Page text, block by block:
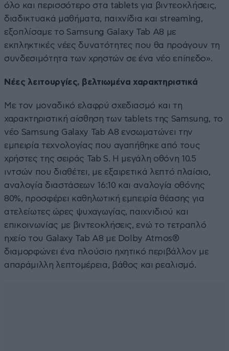
όλο και περισσότερο στα tablets για βιντεοκλήσεις,
διαδικτυακά μαθήματα, παιχνίδια και streaming,
εξοπλίσαμε το Samsung Galaxy Tab A8 με
εκπληκτικές νέες δυνατότητες που θα προάγουν τη
συνδεσιμότητα των χρηστών σε ένα νέο επίπεδο».
Νέες λειτουργίες, βελτιωμένα χαρακτηριστικά
Με τον μοναδικό ελαφρύ σχεδιασμό και τη
χαρακτηριστική αίσθηση των tablets της Samsung, το
νέο Samsung Galaxy Tab A8 ενσωματώνει την
εμπειρία τεχνολογίας που αγαπήθηκε από τους
χρήστες της σειράς Tab S. Η μεγάλη οθόνη 10.5
ιντσών που διαθέτει, με εξαιρετικά λεπτό πλαίσιο,
αναλογία διαστάσεων 16:10 και αναλογία οθόνης
80%, προσφέρει καθηλωτική εμπειρία θέασης για
ατελείωτες ώρες ψυχαγωγίας, παιχνιδιού και
επικοινωνίας με βιντεοκλήσεις, ενώ το τετραπλό
ηχείο του Galaxy Tab A8 με Dolby Atmos®
διαμορφώνει ένα πλούσιο ηχητικό περιβάλλον με
απαράμιλλη λεπτομέρεια, βάθος και ρεαλισμό.